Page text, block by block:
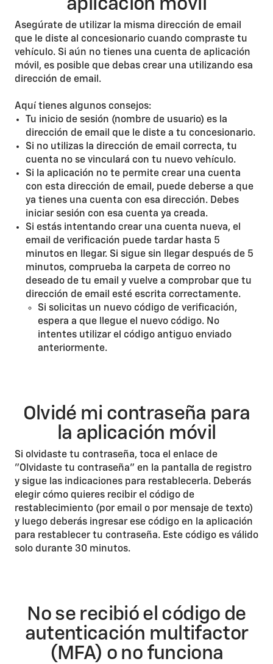
aplicación móvil
Asegúrate de utilizar la misma dirección de email
que le diste al concesionario cuando compraste tu
vehículo. Si aún no tienes una cuenta de aplicación
móvil, es posible que debas crear una utilizando esa
dirección de email.
Aquí tienes algunos consejos:
Tu inicio de sesión (nombre de usuario) es la
dirección de email que le diste a tu concesionario.
Si no utilizas la dirección de email correcta, tu
cuenta no se vinculará con tu nuevo vehículo.
Si la aplicación no te permite crear una cuenta
con esta dirección de email, puede deberse a que
ya tienes una cuenta con esa dirección. Debes
iniciar sesión con esa cuenta ya creada.
Si estás intentando crear una cuenta nueva, el
email de verificación puede tardar hasta 5
minutos en llegar. Si sigue sin llegar después de 5
minutos, comprueba la carpeta de correo no
deseado de tu email y vuelve a comprobar que tu
dirección de email esté escrita correctamente.
Si solicitas un nuevo código de verificación,
espera a que llegue el nuevo código. No
intentes utilizar el código antiguo enviado
anteriormente.
Olvidé mi contraseña para
la aplicación móvil
Si olvidaste tu contraseña, toca el enlace de
"Olvidaste tu contraseña" en la pantalla de registro
y sigue las indicaciones para restablecerla. Deberás
elegir cómo quieres recibir el código de
restablecimiento (por email o por mensaje de texto)
y luego deberás ingresar ese código en la aplicación
para restablecer tu contraseña. Este código es válido
solo durante 30 minutos.
No se recibió el código de
autenticación multifactor
(MFA) o no funciona